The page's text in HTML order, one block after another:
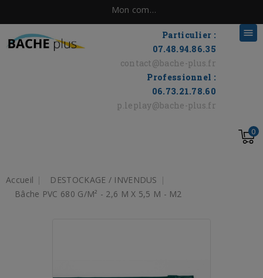
Mon compte
Particulier :
07.48.94.86.35
contact@bache-plus.fr
Professionnel :
06.73.21.78.60
p.leplay@bache-plus.fr

0
Accueil
DESTOCKAGE / INVENDUS
Bâche PVC 680 G/m² - 2,6 M X 5,5 M - M2